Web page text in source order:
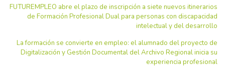
FUTUREMPLEO abre el plazo de inscripción a siete nuevos itinerarios
de Formación Profesional Dual para personas con discapacidad
intelectual y del desarrollo
La formación se convierte en empleo: el alumnado del proyecto de
Digitalización y Gestión Documental del Archivo Regional inicia su
experiencia profesional